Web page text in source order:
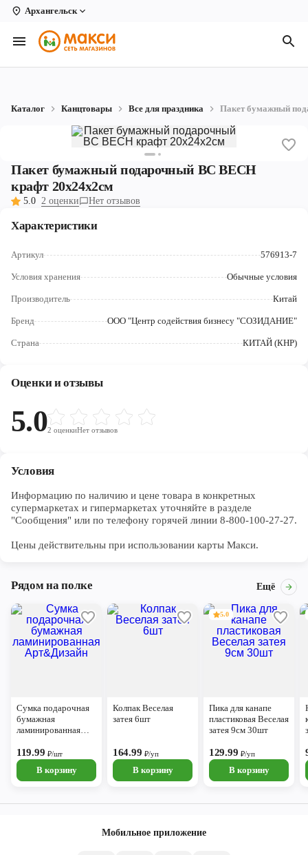
Архангельск
Вологда
Архангельск
Коряжма
Котлас
Новодвинск
Рыбинск
Ярославль
Каталог Канцтовары Все для праздника Пакет бумажный
Пакет бумажный подарочный BC ВЕСН
крафт 20x24x2см
5.0 2 оценки Нет отзывов
Характеристики
Артикул 576913-7
Условия хранения Обычные условия
Производитель Китай
Бренд ООО "Центр содействия бизнесу "СОЗИДАНИЕ"
Страна КИТАЙ (КНР)
Оценки и отзывы
5.02 оценкиНет отзывов
Условия
Информацию по наличию и цене товара в конкретных
супермаркетах и гипермаркетах уточняйте в разделе
"Сообщения" или по телефону горячей линии 8-800-100-27-27.
Цены действительны при использовании карты Макси.
Рядом на полке Ещё
Сумка подарочная
бумажная
ламинированная
119.99 ₽/шт
В корзину
Колпак Веселая
затея 6шт
164.99 ₽/уп
В корзину
5.0
Пика для канапе
пластиковая Веселая
затея 9см 30шт
129.99 ₽/уп
В корзину
Мобильное приложение